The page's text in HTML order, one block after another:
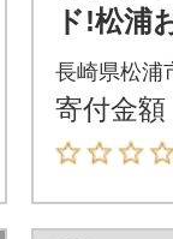
ド!松浦
ス(7種
長崎県松浦
寄付金額